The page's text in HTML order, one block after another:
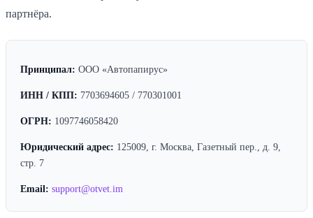
партнёра.
Принципал: ООО «Автопапирус»
ИНН / КПП: 7703694605 / 770301001
ОГРН: 1097746058420
Юридический адрес: 125009, г. Москва, Газетный пер., д. 9,
стр. 7
Email: support@otvet.im